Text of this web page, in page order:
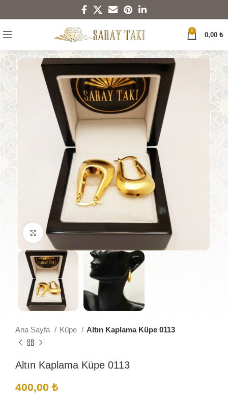
0
0,00 ₺
Büyütmek için tıklayın
Ana Sayfa Küpe Altın Kaplama Küpe 0113
Altın Kaplama Küpe 0113
400,00 ₺